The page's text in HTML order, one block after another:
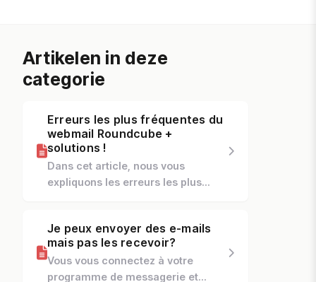
Artikelen in deze
categorie
Erreurs les plus fréquentes du
webmail Roundcube +
solutions !
Dans cet article, nous vous
expliquons les erreurs les plus
problème et, surtout, ce que vous...
Je peux envoyer des e-mails
mais pas les recevoir?
Vous vous connectez à votre
programme de messagerie et